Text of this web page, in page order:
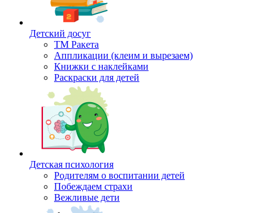
Детский досуг
ТМ Ракета
Аппликации (клеим и вырезаем)
Книжки с наклейками
Раскраски для детей
Детская психология
Родителям о воспитании детей
Побеждаем страхи
Вежливые дети